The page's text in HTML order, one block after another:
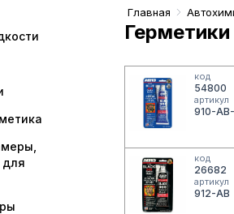
для
Главная
код
54800
артикул
910-
код
26682
артикул
912-AB